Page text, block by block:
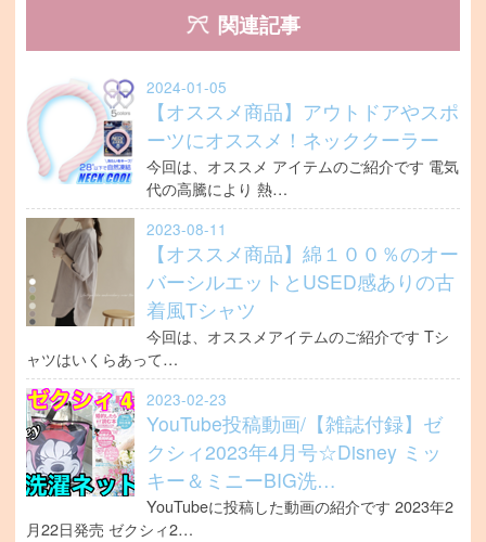
関連記事
2024-01-05
【オススメ商品】アウトドアやスポ
ーツにオススメ！ネッククーラー
今回は、オススメ アイテムのご紹介です 電気
代の高騰により 熱…
2023-08-11
【オススメ商品】綿１００％のオー
バーシルエットとUSED感ありの古
着風Tシャツ
今回は、オススメアイテムのご紹介です Tシ
ャツはいくらあって…
2023-02-23
YouTube投稿動画/【雑誌付録】ゼ
クシィ2023年4月号☆Disney ミッ
キー＆ミニーBIG洗…
YouTubeに投稿した動画の紹介です 2023年2
月22日発売 ゼクシィ2…